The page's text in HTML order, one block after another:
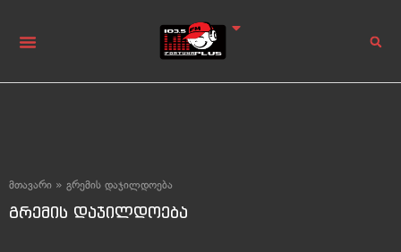
მთავარი » გრემის დაჯილდოება
გრემის დაჯილდოება